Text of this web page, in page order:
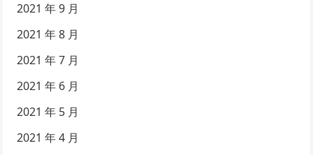
2021 年 9 月
2021 年 8 月
2021 年 7 月
2021 年 6 月
2021 年 5 月
2021 年 4 月